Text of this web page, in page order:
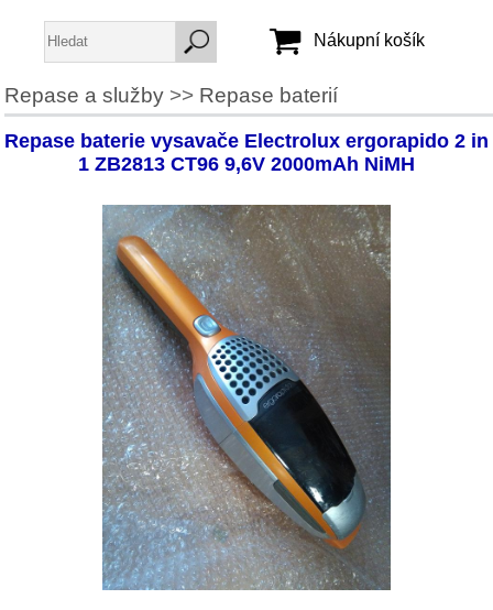
Jméno:
Heslo:
Vytvořit účet
Zapomenuté heslo
Nákupní košík
Repase a služby>> Repase baterií
Repase baterie vysavače Electrolux ergorapido 2 in
1 ZB2813 CT96 9,6V 2000mAh NiMH